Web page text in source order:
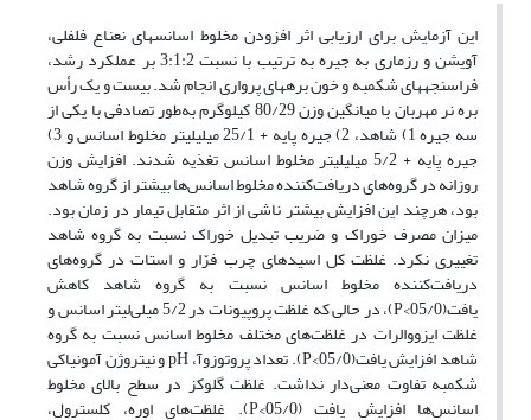
این آزمایش برای ارزیابی اثر افزودن مخلوط اسانس­های نعناع فلفلی،
آویشن و رزماری به جیره به ترتیب با نسبت 3:1:2 بر عملکرد رشد،
فراسنجه­های شکمبه و خون بره­های پرواری انجام شد. بیست و یک رأس
بره نر مهربان با میانگین وزن 80/29 کیلوگرم به‌طور تصادفی با یکی از
سه جیره 1) شاهد، 2) جیره پایه + 25/1 میلی­لیتر مخلوط اسانس و 3)
جیره پایه + 5/2 میلی­لیتر مخلوط اسانس تغذیه شدند. افزایش وزن
روزانه در گروه‌های دریافت‌کننده مخلوط اسانس‌ها بیشتر از گروه شاهد
بود، هرچند این افزایش بیشتر ناشی از اثر متقابل تیمار در زمان بود.
میزان مصرف خوراک و ضریب تبدیل خوراک نسبت به گروه شاهد
تغییری نکرد. غلظت کل اسیدهای چرب فرّار و استات در گروه‌های
دریافت‌کننده مخلوط اسانس نسبت به گروه شاهد کاهش
یافت(05/0>P)، در حالی که غلظت پروپیونات در 5/2 میلی‌لیتر اسانس و
غلظت ایزووالرات در غلظت‌های مختلف مخلوط اسانس نسبت به گروه
شاهد افزایش یافت(05/0>P). تعداد پروتوزوآ، pH و نیتروژن آمونیاکی
شکمبه تفاوت معنی‌دار نداشت. غلظت گلوکز در سطح بالای مخلوط
اسانس‌ها افزایش یافت (05/0>P). غلظت‌های اوره، کلسترول،